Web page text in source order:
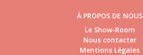
À PROPOS DE NOUS
Le Show-Room
Nous contacter
Mentions Légales